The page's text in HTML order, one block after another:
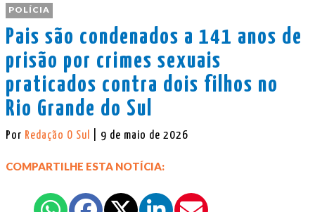
POLÍCIA
Pais são condenados a 141 anos de
prisão por crimes sexuais
praticados contra dois filhos no
Rio Grande do Sul
Por Redação O Sul | 9 de maio de 2026
COMPARTILHE ESTA NOTÍCIA: